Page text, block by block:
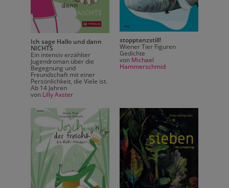
Ich sage Hallo und dann
NICHTS
Ein intensiv erzählter
Jugendroman über die
Begegnung und
Freundschaft mit einer
Persönlichkeit, die Viele ist.
Ab 14 Jahren
von Lilly Axster
stopptanzstill!
Wiener Tier Figuren
Gedichte
von Michael
Hammerschmid